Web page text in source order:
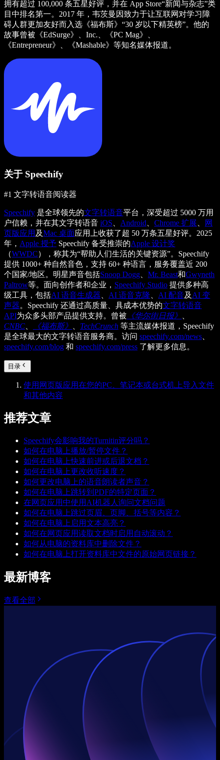
拥有超过 100,000 条五星好评，并在 App Store“新闻与杂志”类
目中排名第一。2017 年，韦茨曼因致力于让互联网对学习障
碍人群更加友好而入选《福布斯》“30 岁以下精英榜”。他的
故事曾被《EdSurge》、Inc.、《PC Mag》、
《Entrepreneur》、《Mashable》等知名媒体报道。
关于 Speechify
#1 文字转语音阅读器
Speechify 是全球领先的文字转语音平台，深受超过 5000 万用
户信赖，并在其文字转语音 iOS Android Chrome 扩展
网
页版应用 及Mac 桌面应用上收获了超 50 万条五星好评。2025
年， Apple 授予 Speechify 备受推崇的Apple 设计奖
（WWDC），称其为“帮助人们生活的关键资源”。Speechify
提供 1000+ 种自然音色，支持 60+ 种语言，服务覆盖近 200
个国家/地区。明星声音包括Snoop Dogg Mr. Beast和Gwyneth
Paltrow等。面向创作者和企业， Speechify Studio 提供多种高
级工具，包括AI 语音生成器 AI 语音克隆 AI 配音及 AI 变
声器。Speechify 还通过高质量、具成本优势的文字转语音
API为众多头部产品提供支持。曾被 《华尔街日报》
CNBC
《福布斯》 TechCrunch 等主流媒体报道，Speechify
是全球最大的文字转语音服务商。访问 speechify.com/news
speechify.com/blog 和 speechify.com/press 了解更多信息。
目录
使用网页版应用在您的PC、笔记本或台式机上导入文件
和其他内容
推荐文章
Speechify会影响我的Turnitin评分吗？
如何在电脑上播放/暂停文件？
如何在电脑上快速前进或后退文档？
如何在电脑上更改收听速度？
如何更改电脑上的语音朗读者声音？
如何在电脑上跳转到PDF的特定页面？
在网页应用中使用AI机器人询问文档问题
如何在电脑上跳过页眉、页脚、括号等内容？
如何在电脑上启用文本高亮？
如何在网页应用读取文档时启用自动滚动？
如何从电脑的资料库中删除文件？
如何在电脑上打开资料库中文件的原始网页链接？
最新博客
查看全部